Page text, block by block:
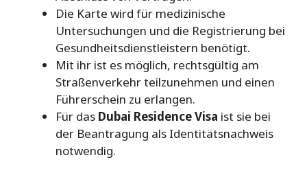
Die Karte wird für medizinische
Untersuchungen und die Registrierung bei
Gesundheitsdienstleistern benötigt.
Mit ihr ist es möglich, rechtsgültig am
Straßenverkehr teilzunehmen und einen
Führerschein zu erlangen.
Für das Dubai Residence Visa ist sie bei
der Beantragung als Identitätsnachweis
notwendig.